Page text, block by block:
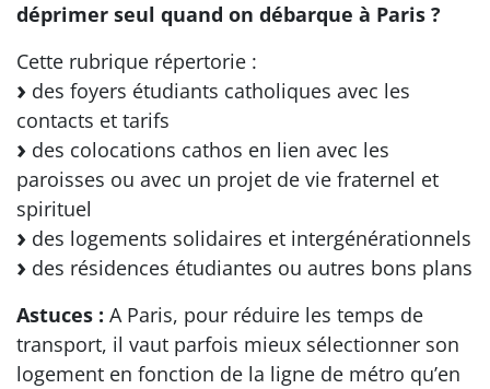
déprimer seul quand on débarque à Paris ?
Cette rubrique répertorie :
des foyers étudiants catholiques avec les
contacts et tarifs
des colocations cathos en lien avec les
paroisses ou avec un projet de vie fraternel et
spirituel
des logements solidaires et intergénérationnels
des résidences étudiantes ou autres bons plans
Astuces : A Paris, pour réduire les temps de
transport, il vaut parfois mieux sélectionner son
logement en fonction de la ligne de métro qu’en